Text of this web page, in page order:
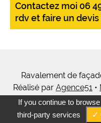
Contactez moi 06
rdv et faire un
Ravalement de
Réalisé par Agence51 •
cookies•
If you continue to
third-party services
✓